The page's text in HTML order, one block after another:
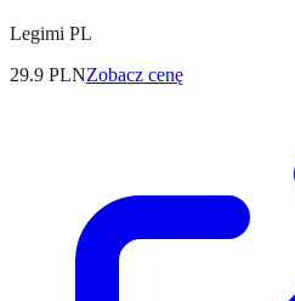
Legimi PL
29.9 PLNZobacz cenę